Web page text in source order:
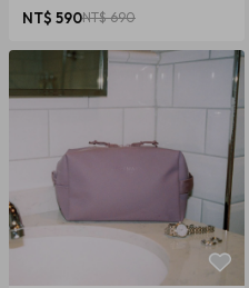
NT$ 590NT$ 690